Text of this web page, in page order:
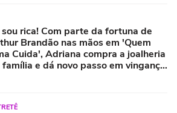
sou rica! Com parte da fortuna de
Brandão nas mãos em 'Quem
Cuida', Adriana compra a joalheria
e dá novo passo em vingança